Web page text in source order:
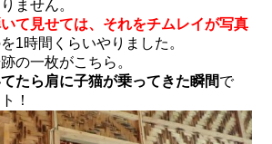
ません。
て見せては、それをチムレイが写真
を1時間くらいやりました。
の一枚がこちら。
たら肩に子猫が乗ってきた瞬間で
！